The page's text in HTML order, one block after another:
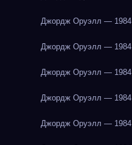
Джордж Оруэлл — 1984
Джордж Оруэлл — 1984
Джордж Оруэлл — 1984
Джордж Оруэлл — 1984
Джордж Оруэлл — 1984